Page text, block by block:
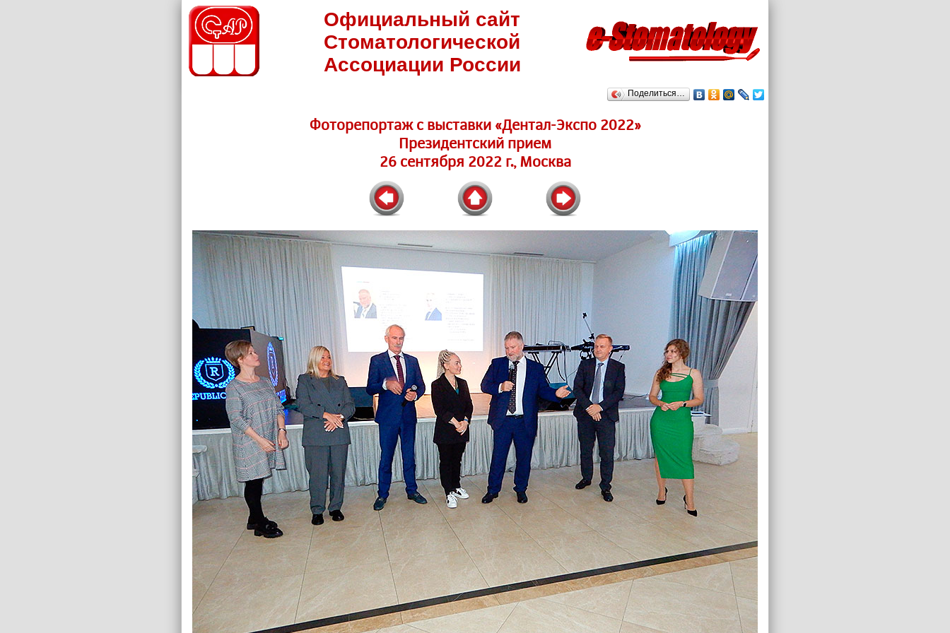
Официальный сайт
Стоматологической
Ассоциации России
Поделиться…
Фоторепортаж c выставки «Дентал-Экспо 2022»
Президентский прием
26 сентября 2022 г., Москва